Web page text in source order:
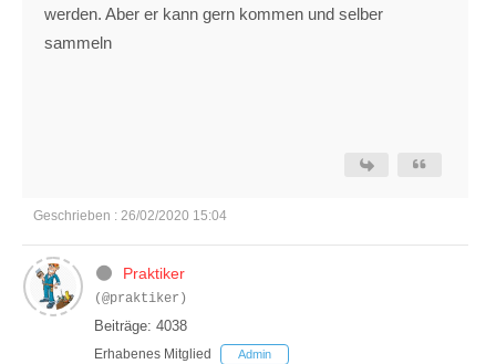
werden. Aber er kann gern kommen und selber
sammeln
Geschrieben : 26/02/2020 15:04
Praktiker
(@praktiker)
Beiträge: 4038
Erhabenes Mitglied Admin